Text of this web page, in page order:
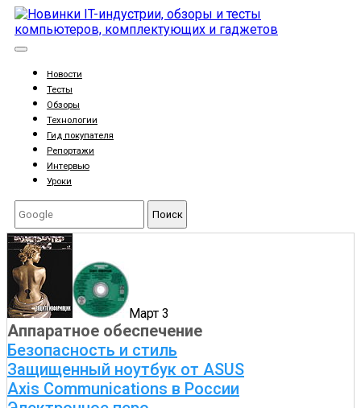
Новости
Тесты
Обзоры
Технологии
Гид покупателя
Репортажи
Интервью
Уроки
Поиск
Март 3
Аппаратное обеспечение
Безопасность и стиль
Защищенный ноутбук от ASUS
Axis Communications в России